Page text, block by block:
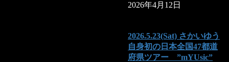
2026年4月12日
2026.5.23(Sat) さかいゆう
自身初の日本全国47都道
府県ツアー ”mYUsic”